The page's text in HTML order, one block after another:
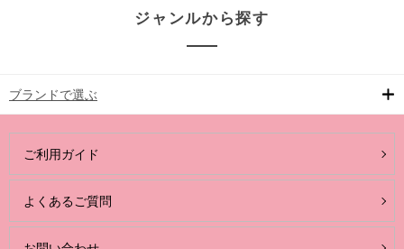
ジャンルから探す
ブランドで選ぶ
ご利用ガイド
よくあるご質問